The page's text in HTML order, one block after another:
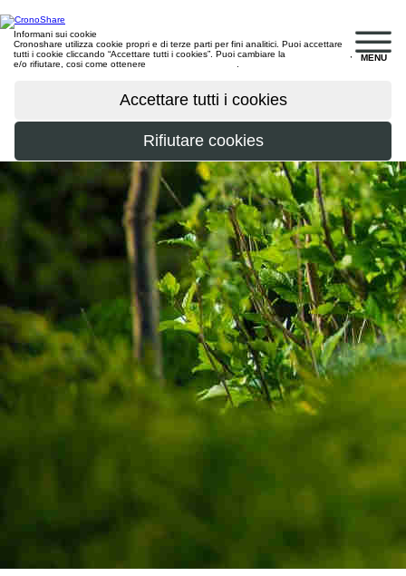
MENU
Informani sui cookie
Cronoshare utilizza cookie propri e di terze parti per fini analitici. Puoi accettare
tutti i cookie cliccando “Accettare tutti i cookies”. Puoi cambiare la
e/o rifiutare, cosi come ottenere